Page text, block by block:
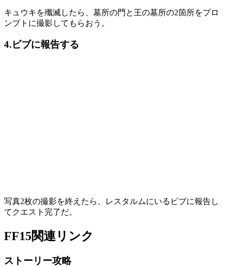
キュウキを殲滅したら、墓所の門と王の墓所の2箇所をプロ
ンプトに撮影してもらおう。
4.ビブに報告する
写真2枚の撮影を終えたら、レスタルムにいるビブに報告し
てクエスト完了だ。
FF15関連リンク
ストーリー攻略